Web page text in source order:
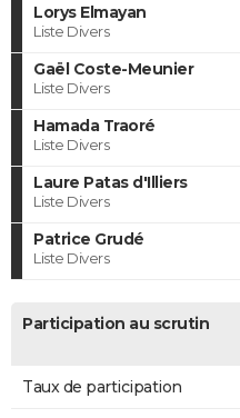
Lorys Elmayan
Liste Divers
Gaël Coste-Meunier
Liste Divers
Hamada Traoré
Liste Divers
Laure Patas d'Illiers
Liste Divers
Patrice Grudé
Liste Divers
Participation au scrutin
Taux de participation